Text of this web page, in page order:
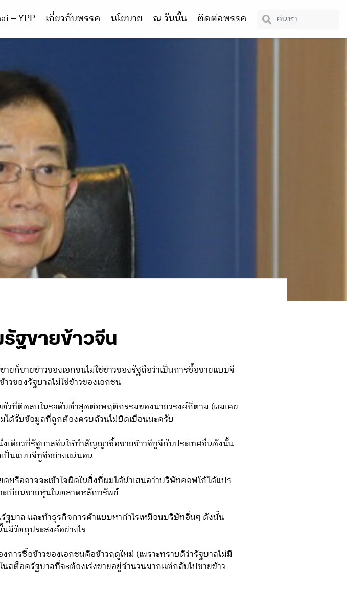
– YPP เกี่ยวกับพรรค นโยบาย ณ วันนั้น ติดต่อพรรค
รัฐขายข้าวจีน
ยก็ขายข้าวของเอกชนไม่ใช่ข้าวของรัฐถือว่าเป็นการซื้อขายแบบจี
ของรัฐบาลไม่ใช่ข้าวของเอกชน
วที่ติดลบในระดับตํ่าสุดต่อพฤติกรรมของนายวรงค์ก็ตาม (ผมเคย
มได้รับข้อมูลที่ถูกต้องครบถ้วนไม่บิดเบือนนะครับ
เดียวที่รัฐบาลจีนให้ทำสัญญาซื้อขายข้าวจีทูจีกับประเทศอื่นดังนั้น
ป็นแบบจีทูจีอย่างแน่นอน
หรืออาจจะเข้าใจผิดในสิ่งที่ผมได้นำเสนอว่าบริษัทคอฟโก้ได้แปร
เบียนขายหุ้นในตลาดหลักทรัพย์
บาล และทำธุรกิจการค้าแบบหากำไรเหมือนบริษัทอื่นๆ ดังนั้น
วัตถุประสงค์อย่างไร
รซื้อข้าวของเอกชนคือข้าวฤดูใหม่ (เพราะทราบดีว่ารัฐบาลไม่มี
นสต็อครัฐบาลที่จะต้องเร่งขายอยู่จำนวนมากแต่กลับไปขายข้าว